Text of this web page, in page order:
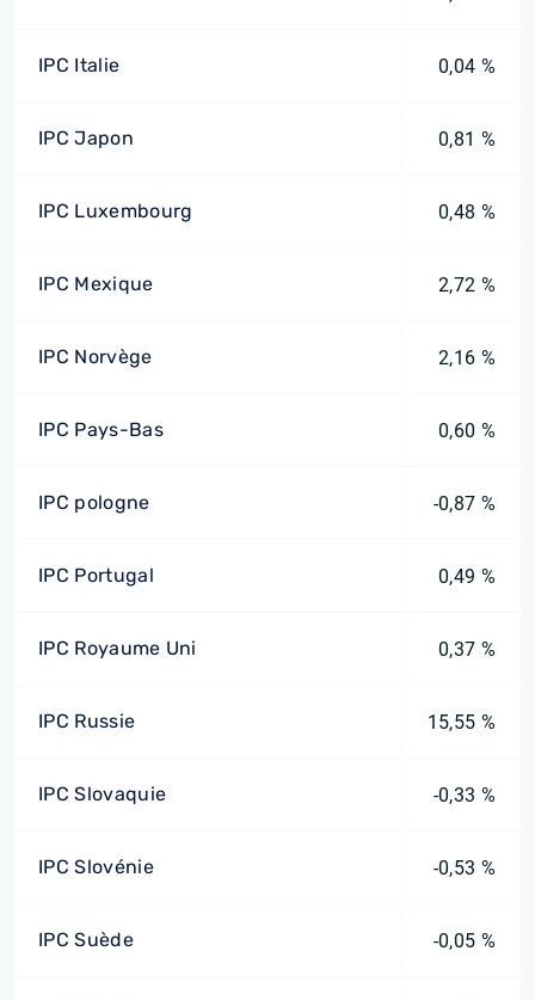
IPC Italie 0,04 %
IPC Japon 0,81 %
IPC Luxembourg 0,48 %
IPC Mexique 2,72 %
IPC Norvège 2,16 %
IPC Pays-Bas 0,60 %
IPC pologne -0,87 %
IPC Portugal 0,49 %
IPC Royaume Uni 0,37 %
IPC Russie 15,55 %
IPC Slovaquie -0,33 %
IPC Slovénie -0,53 %
IPC Suède -0,05 %